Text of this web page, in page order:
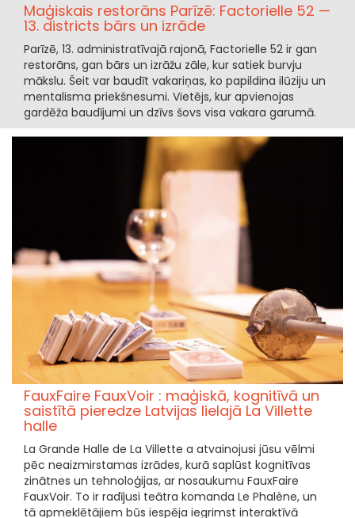
Maģiskais restorāns Parīzē: Factorielle 52 —
13. districts bārs un izrāde
Parīzē, 13. administratīvajā rajonā, Factorielle 52 ir gan
restorāns, gan bārs un izrāžu zāle, kur satiek burvju
mākslu. Šeit var baudīt vakariņas, ko papildina ilūziju un
mentalisma priekšnesumi. Vietējs, kur apvienojas
gardēža baudījumi un dzīvs šovs visa vakara garumā.
FauxFaire FauxVoir : maģiskā, kognitīvā un
saistītā pieredze Latvijas lielajā La Villette
halle
La Grande Halle de La Villette a atvainojusi jūsu vēlmi
pēc neaizmirstamas izrādes, kurā saplūst kognitīvas
zinātnes un tehnoloģijas, ar nosaukumu FauxFaire
FauxVoir. To ir radījusi teātra komanda Le Phalène, un
tā apmeklētājiem būs iespēja iegrimst interaktīvā